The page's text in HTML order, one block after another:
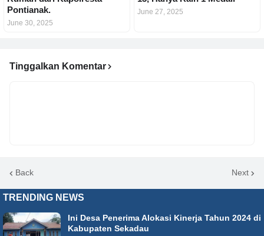
Pontianak.
June 30, 2025
June 27, 2025
Tinggalkan Komentar
Back Next
TRENDING NEWS
Ini Desa Penerima Alokasi Kinerja Tahun 2024 di
Kabupaten Sekadau